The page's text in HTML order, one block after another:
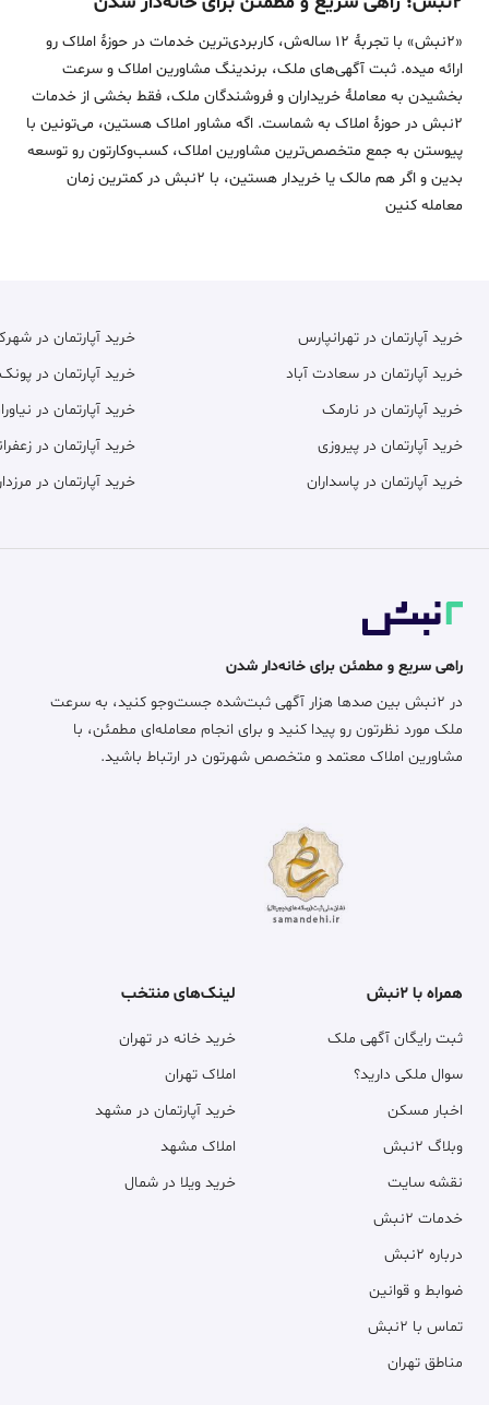
«2نبش» با تجربۀ 12 ساله‌ش، کاربردی‌ترین خدمات در حوزۀ املاک رو
ارائه میده. ثبت آگهی‌های ملک، برندینگ مشاورین املاک و سرعت
بخشیدن به معاملۀ خریداران و فروشندگان ملک، فقط بخشی از خدمات
2نبش در حوزۀ املاک به شماست. اگه مشاور املاک هستین، می‌تونین با
پیوستن به جمع متخصص‌ترین مشاورین املاک، کسب‌وکارتون رو توسعه
بدین و اگر هم مالک یا خریدار هستین، با 2نبش در کمترین زمان
معامله‌ کنین
خرید آپارتمان در تهرانپارس
خرید آپارتمان در سعادت آباد
خرید آپارتمان در نارمک
خرید آپارتمان در پیروزی
خرید آپارتمان در پاسداران
خرید آپارتمان در
خرید آپارتمان در
خرید آپارتمان در
خرید آپارتمان در
خرید آپارتمان در
راهی سریع و مطمئن برای خانه‌دار شدن
در ۲نبش بین صدها هزار آگهی ثبت‌شده جست‌وجو کنید، به سرعت
ملک مورد نظرتون رو پیدا کنید و برای انجام معامله‌ای مطمئن، با
مشاورین املاک معتمد و متخصص شهرتون در ارتباط باشید.
همراه با ۲نبش
ثبت رایگان آگهی ملک
سوال ملکی دارید؟
اخبار مسکن
وبلاگ ۲نبش
نقشه سایت
خدمات ۲نبش
درباره ۲نبش
ضوابط و قوانین
تماس با ۲نبش
مناطق تهران
لینک‌های منتخب
خرید خانه در تهران
املاک تهران
خرید آپارتمان در مشهد
املاک مشهد
خرید ویلا در شمال